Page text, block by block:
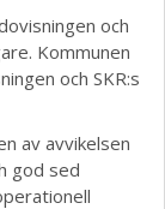
och
Kommunen
och SKR:s
av avvikelsen
god sed